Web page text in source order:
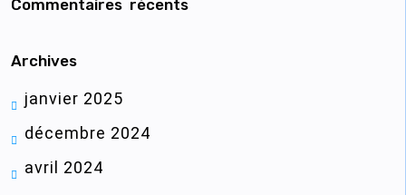
Commentaires récents
Archives
janvier 2025
décembre 2024
avril 2024